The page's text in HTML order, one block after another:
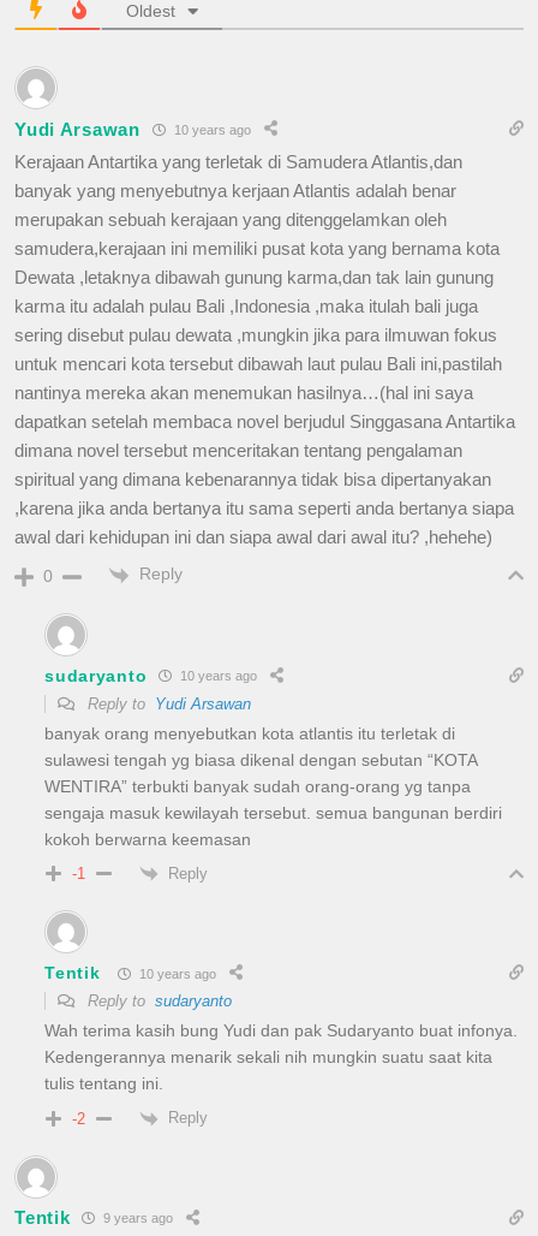
Oldest
Yudi Arsawan 10 years ago
Kerajaan Antartika yang terletak di Samudera Atlantis,dan
banyak yang menyebutnya kerjaan Atlantis adalah benar
merupakan sebuah kerajaan yang ditenggelamkan oleh
samudera,kerajaan ini memiliki pusat kota yang bernama kota
Dewata ,letaknya dibawah gunung karma,dan tak lain gunung
karma itu adalah pulau Bali ,Indonesia ,maka itulah bali juga
sering disebut pulau dewata ,mungkin jika para ilmuwan fokus
untuk mencari kota tersebut dibawah laut pulau Bali ini,pastilah
nantinya mereka akan menemukan hasilnya…(hal ini saya
dapatkan setelah membaca novel berjudul Singgasana Antartika
dimana novel tersebut menceritakan tentang pengalaman
spiritual yang dimana kebenarannya tidak bisa dipertanyakan
,karena jika anda bertanya itu sama seperti anda bertanya siapa
awal dari kehidupan ini dan siapa awal dari awal itu? ,hehehe)
0 Reply
sudaryanto 10 years ago
Reply to Yudi Arsawan
banyak orang menyebutkan kota atlantis itu terletak di
sulawesi tengah yg biasa dikenal dengan sebutan “KOTA
WENTIRA” terbukti banyak sudah orang-orang yg tanpa
sengaja masuk kewilayah tersebut. semua bangunan berdiri
kokoh berwarna keemasan
-1 Reply
Tentik 10 years ago
Reply tosudaryanto
Wah terima kasih bung Yudi dan pak Sudaryanto buat infonya.
Kedengerannya menarik sekali nih mungkin suatu saat kita
tulis tentang ini.
-2 Reply
Tentik 9 years ago